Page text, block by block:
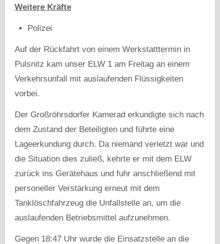
Weitere Kräfte
Polizei
Auf der Rückfahrt von einem Werkstatttermin in
Pulsnitz kam unser ELW 1 am Freitag an einem
Verkehrsunfall mit auslaufenden Flüssigkeiten
vorbei.
Der Großröhrsdorfer Kamerad erkundigte sich nach
dem Zustand der Beteiligten und führte eine
Lageerkundung durch. Da niemand verletzt war und
die Situation dies zuließ, kehrte er mit dem ELW
zurück ins Gerätehaus und fuhr anschließend mit
personeller Verstärkung erneut mit dem
Tanklöschfahrzeug die Unfallstelle an, um die
auslaufenden Betriebsmittel aufzunehmen.
Gegen 18:47 Uhr wurde die Einsatzstelle an die